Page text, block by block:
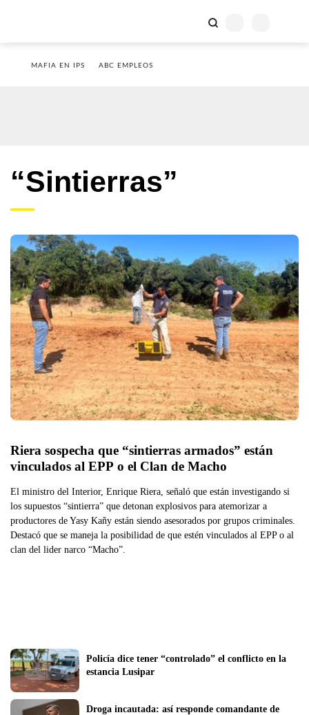
MAFIA EN IPS ABC EMPLEOS
“Sintierras”
Riera sospecha que “sintierras armados” están
vinculados al EPP o el Clan de Macho
El ministro del Interior, Enrique Riera, señaló que están investigando si
los supuestos “sintierra” que detonan explosivos para atemorizar a
productores de Yasy Kañy están siendo asesorados por grupos criminales.
Destacó que se maneja la posibilidad de que estén vinculados al EPP o al
clan del lider narco “Macho”.
Policía dice tener “controlado” el conflicto en la
estancia Lusipar
Droga incautada: así responde comandante de